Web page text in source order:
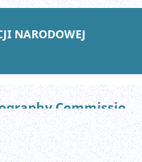
NARODOWEJ
Studies of the Industrial Geography Commission of the Polish Geographical Society